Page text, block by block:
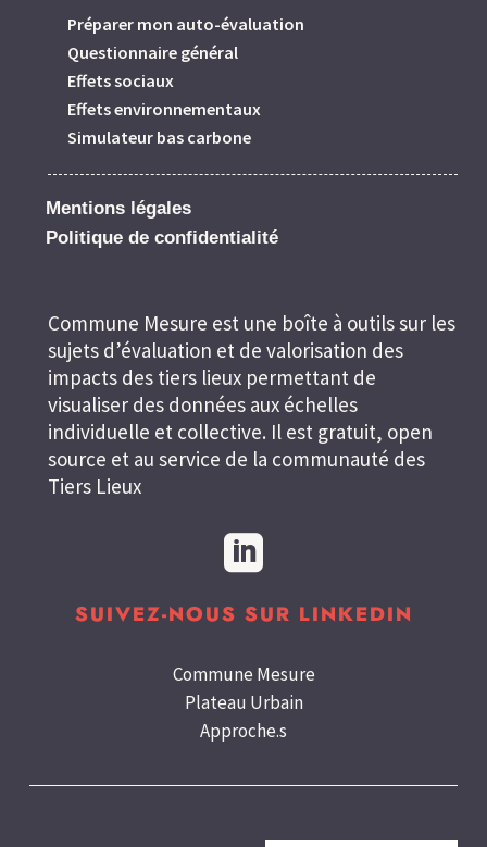
Préparer mon auto-évaluation
Questionnaire général
Effets sociaux
Effets environnementaux
Simulateur bas carbone
Mentions légales
Politique de confidentialité
Commune Mesure est une boîte à outils sur les
sujets d’évaluation et de valorisation des
impacts des tiers lieux permettant de
visualiser des données aux échelles
individuelle et collective. Il est gratuit, open
source et au service de la communauté des
Tiers Lieux

SUIVEZ-NOUS SUR LINKEDIN
Commune Mesure
Plateau Urbain
Approche.s